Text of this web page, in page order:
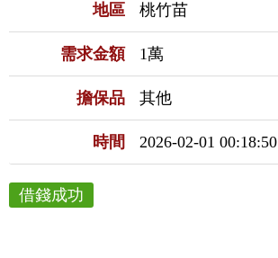
地區 桃竹苗
需求金額 1萬
擔保品 其他
時間 2026-02-01 00:18:50
借錢成功